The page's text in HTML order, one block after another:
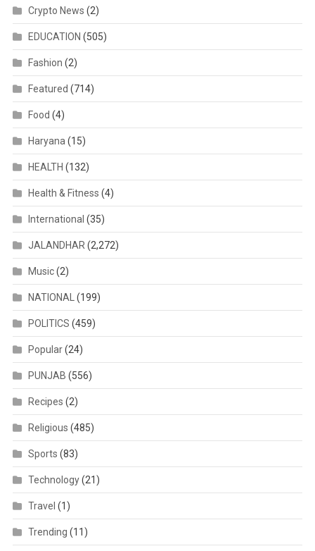
Crypto News (2)
EDUCATION (505)
Fashion (2)
Featured (714)
Food (4)
Haryana(15)
HEALTH (132)
Health & Fitness (4)
International (35)
JALANDHAR(2,272)
Music(2)
NATIONAL(199)
POLITICS (459)
Popular(24)
PUNJAB (556)
Recipes (2)
Religious (485)
Sports (83)
Technology(21)
Travel (1)
Trending (11)